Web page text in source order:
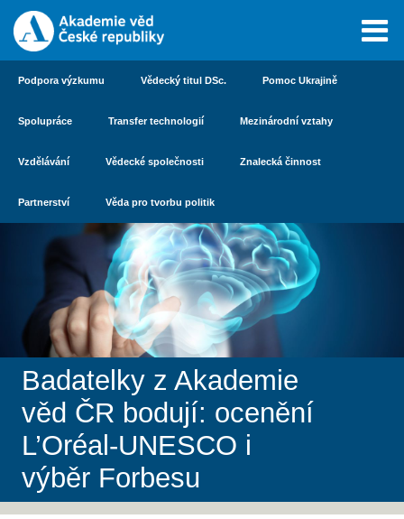
Podpora výzkumu Vědecký titul DSc. Pomoc Ukrajině
Spolupráce Transfer technologií Mezinárodní vztahy
Vzdělávání Vědecké společnosti Znalecká činnost
Partnerství Věda pro tvorbu politik
Badatelky z Akademie
věd ČR bodují: ocenění
L’Oréal-UNESCO i
výběr Forbesu